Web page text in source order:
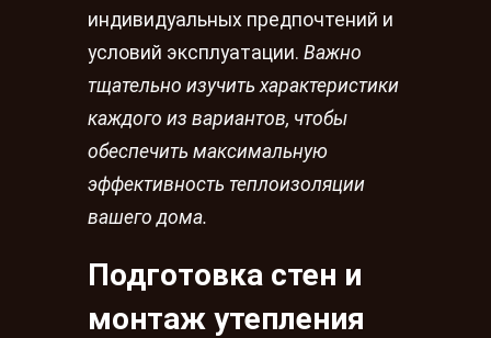
индивидуальных предпочтений и
условий эксплуатации. Важно
тщательно изучить характеристики
каждого из вариантов, чтобы
обеспечить максимальную
эффективность теплоизоляции
вашего дома.
Подготовка стен и
монтаж утепления